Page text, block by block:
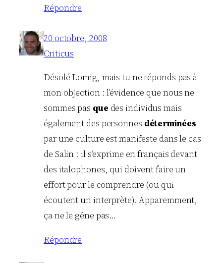
Répondre
20 octobre, 2008
Criticus
Désolé Lomig, mais tu ne réponds pas à
mon objection : l’évidence que nous ne
sommes pas que des individus mais
également des personnes déterminées
par une culture est manifeste dans le cas
de Salin : il s’exprime en français devant
des italophones, qui doivent faire un
effort pour le comprendre (ou qui
écoutent un interprète). Apparemment,
ça ne le gêne pas…
Répondre